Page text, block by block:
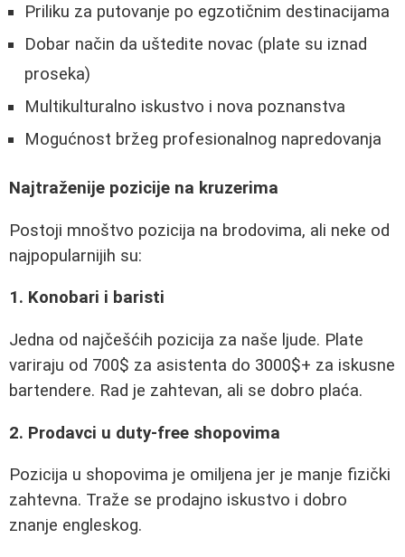
Priliku za putovanje po egzotičnim destinacijama
Dobar način da uštedite novac (plate su iznad
proseka)
Multikulturalno iskustvo i nova poznanstva
Mogućnost bržeg profesionalnog napredovanja
Najtraženije pozicije na kruzerima
Postoji mnoštvo pozicija na brodovima, ali neke od
najpopularnijih su:
1. Konobari i baristi
Jedna od najčešćih pozicija za naše ljude. Plate
variraju od 700$ za asistenta do 3000$+ za iskusne
bartendere. Rad je zahtevan, ali se dobro plaća.
2. Prodavci u duty-free shopovima
Pozicija u shopovima je omiljena jer je manje fizički
zahtevna. Traže se prodajno iskustvo i dobro
znanje engleskog.